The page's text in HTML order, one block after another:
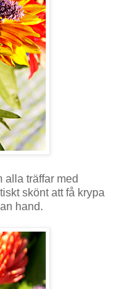
alla träffar med
skönt att få krypa
hand.